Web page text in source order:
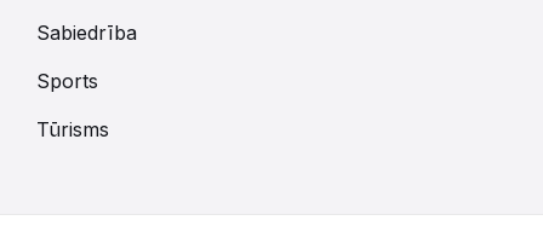
Sabiedrība
Sports
Tūrisms